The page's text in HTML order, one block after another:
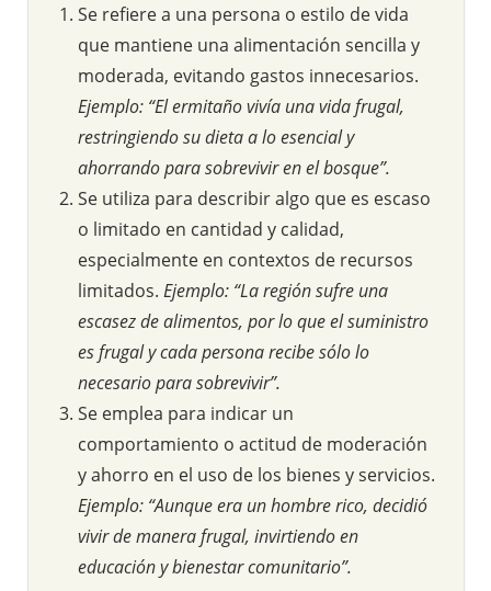
Se refiere a una persona o estilo de vida
que mantiene una alimentación sencilla y
moderada, evitando gastos innecesarios.
Ejemplo: “El ermitaño vivía una vida frugal,
restringiendo su dieta a lo esencial y
ahorrando para sobrevivir en el bosque”.
Se utiliza para describir algo que es escaso
o limitado en cantidad y calidad,
especialmente en contextos de recursos
limitados. Ejemplo: “La región sufre una
escasez de alimentos, por lo que el suministro
es frugal y cada persona recibe sólo lo
necesario para sobrevivir”.
Se emplea para indicar un
comportamiento o actitud de moderación
y ahorro en el uso de los bienes y servicios.
Ejemplo: “Aunque era un hombre rico, decidió
vivir de manera frugal, invirtiendo en
educación y bienestar comunitario”.